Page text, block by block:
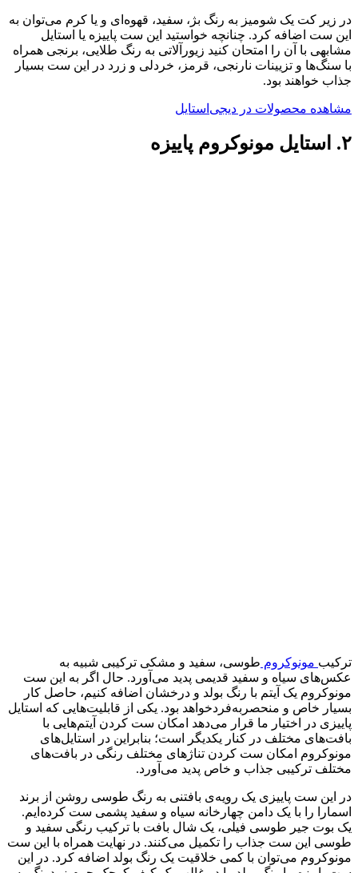
در زیر کت یک شومیز به رنگ بژ، سفید، قهوه‌ای و یا کرم می‌توان به
این ست اضافه کرد. چنانچه خواستید این ست پاییزه یا استایل
مشابهی با آن را امتحان کنید زیورآلاتی به رنگ طلایی، برنجی همراه
با سنگ‌ها و تزیینات نارنجی، قرمز، خردلی و زرد در این ست بسیار
جذاب خواهند بود.
مشاهده محصولات در دیجی‌استایل
۲. استایل مونوکروم پاییزه
ترکیب مونوکروم طوسی، سفید و مشکی ترکیبی شبیه به
عکس‌های سیاه و سفید قدیمی پدید می‌آورد. حال اگر به این ست
مونوکروم یک آیتم با رنگ بولد و درخشان اضافه کنیم، حاصل کار
بسیار خاص و منحصر‌به‌فردخواهد بود. یکی از قابلیت‌هایی که استایل
پاییزی در اختیار ما قرار می‌دهد امکان ست کردن آیتم‌هایی با
بافت‌های مختلف در کنار یکدیگر است؛ بنابراین در استایل‌های
مونوکروم امکان ست کردن تناژهای مختلف رنگی در بافت‌های
مختلف ترکیبی جذاب و خاص پدید می‌آورد.
در این ست پاییزی یک رویه‌ی بافتنی به رنگ طوسی روشن از برند
اسمارا را با یک دامن چهارخانه سیاه و سفید پشمی ست کرده‌ایم.
یک بوت جیر طوسی فیلی، یک شال بافت با ترکیب رنگی سفید و
طوسی این ست جذاب را تکمیل می‌کنند. در نهایت همراه با این ست
مونوکروم می‌توان با کمی خلاقیت یک رنگ بولد اضافه کرد. در این